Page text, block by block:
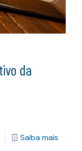
da
Saiba mais